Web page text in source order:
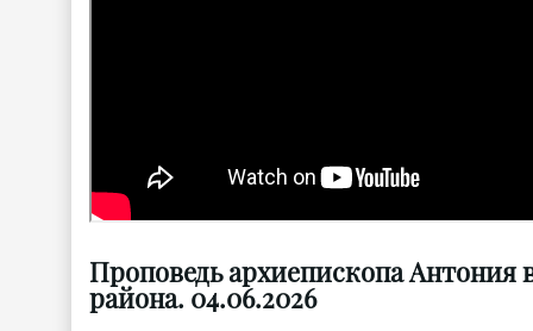
Проповедь архиепископа Антония
района. 04.06.2026